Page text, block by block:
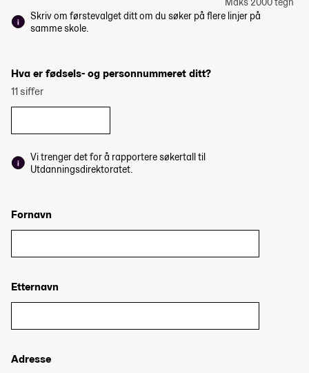
Skriv om førstevalget ditt om du søker på flere linjer på
samme skole.
Hva er fødsels- og personnummeret ditt?
11 siffer
Vi trenger det for å rapportere søkertall til
Utdanningsdirektoratet.
Fornavn
Etternavn
Adresse